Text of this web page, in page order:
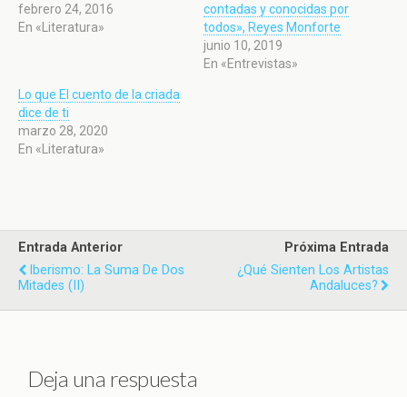
febrero 24, 2016
En «Literatura»
contadas y conocidas por
todos», Reyes Monforte
junio 10, 2019
En «Entrevistas»
Lo que El cuento de la criada
dice de ti
marzo 28, 2020
En «Literatura»
Entrada Anterior
Iberismo: La Suma De Dos
Mitades (II)
Próxima Entrada
¿Qué Sienten Los Artistas
Andaluces?
Deja una respuesta